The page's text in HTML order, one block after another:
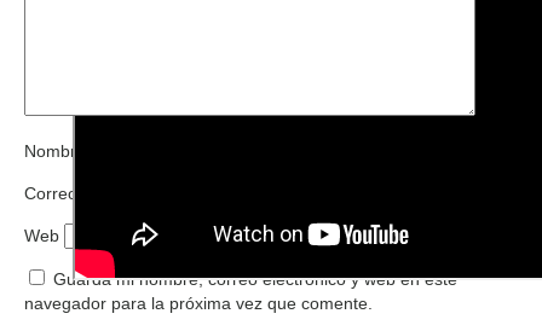
Nombre
Correo electrónico
Web
Guarda mi nombre, correo electrónico y web en este
navegador para la próxima vez que comente.